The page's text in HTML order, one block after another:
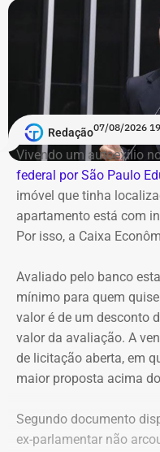
Redação07/08/2026
Vivendo um autoexílio
federal por São Paulo
imóvel que tinha
apartamento está com
Por isso, a Caixa
Avaliado pelo banco
mínimo para quem
valor é de um desconto
valor da avaliação. A
de licitação aberta, em
maior proposta acima
Segundo documento
ex-parlamentar não